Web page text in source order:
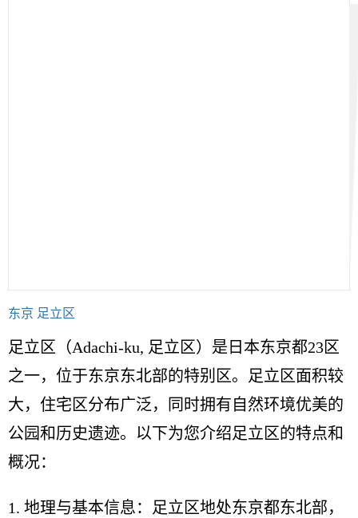
东京 足立区
足立区（Adachi-ku, 足立区）是日本东京都23区
之一，位于东京东北部的特别区。足立区面积较
大，住宅区分布广泛，同时拥有自然环境优美的
公园和历史遗迹。以下为您介绍足立区的特点和
概况：
1. 地理与基本信息：足立区地处东京都东北部，